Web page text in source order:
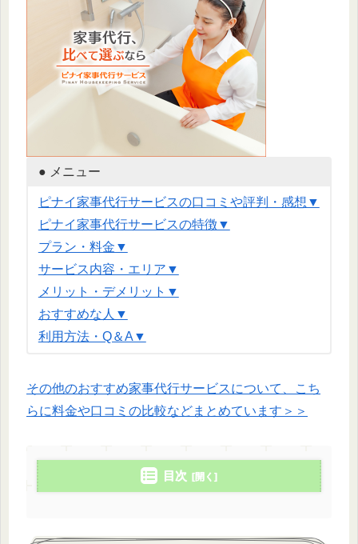
● メニュー
ピナイ家事代行サービスの口コミや評判・感想▼
ピナイ家事代行サービスの特徴▼
プラン・料金▼
サービス内容・エリア▼
メリット・デメリット▼
おすすめな人▼
利用方法・Q＆A▼
その他のおすすめ家事代行サービスについて、こち
らに料金や口コミの比較などまとめています＞＞
目次